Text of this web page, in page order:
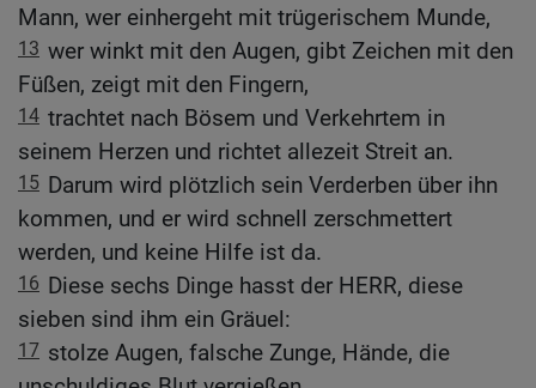
Mann, wer einhergeht mit trügerischem Munde,
13 wer winkt mit den Augen, gibt Zeichen mit den
Füßen, zeigt mit den Fingern,
14 trachtet nach Bösem und Verkehrtem in
seinem Herzen und richtet allezeit Streit an.
15 Darum wird plötzlich sein Verderben über ihn
kommen, und er wird schnell zerschmettert
werden, und keine Hilfe ist da.
16 Diese sechs Dinge hasst der HERR, diese
sieben sind ihm ein Gräuel:
17 stolze Augen, falsche Zunge, Hände, die